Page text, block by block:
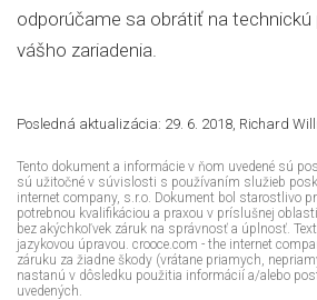
odporúčame sa obrátiť na technickú
vášho zariadenia.
Posledná aktualizácia: 29. 6. 2018, Richard
Tento dokument a informácie v ňom uvedené sú
sú užitočné v súvislosti s používaním služieb
internet company, s.r.o. Dokument bol starostlivo
potrebnou kvalifikáciou a praxou v príslušnej
bez akýchkoľvek záruk na správnosť a úplnosť.
jazykovou úpravou. crooce.com - the internet
záruku za žiadne škody (vrátane priamych,
nastanú v dôsledku použitia informácií a/alebo
uvedených.